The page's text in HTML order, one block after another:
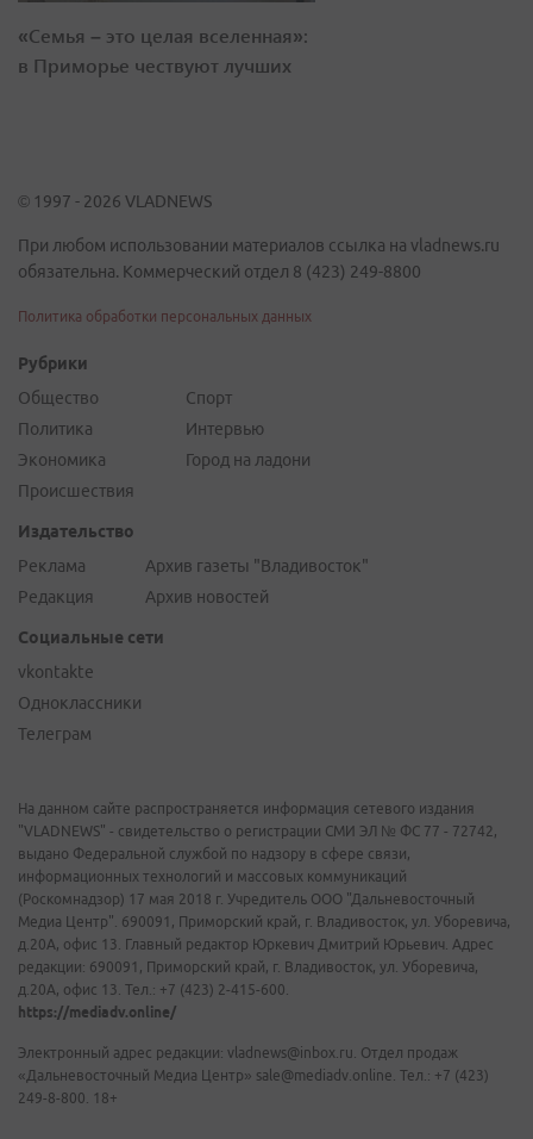
«Семья – это целая вселенная»:
в Приморье чествуют лучших
© 1997 - 2026 VLADNEWS
При любом использовании материалов ссылка на vladnews.ru
обязательна. Коммерческий отдел 8 (423) 249-8800
Политика обработки персональных данных
Рубрики
Общество
Политика
Экономика
Происшествия
Спорт
Интервью
Город на ладони
Издательство
Реклама
Редакция
Архив газеты "Владивосток"
Архив новостей
Социальные сети
vkontakte
Одноклассники
Телеграм
На данном сайте распространяется информация сетевого издания
"VLADNEWS" - свидетельство о регистрации СМИ ЭЛ № ФС 77 - 72742,
выдано Федеральной службой по надзору в сфере связи,
информационных технологий и массовых коммуникаций
(Роскомнадзор) 17 мая 2018 г. Учредитель ООО "Дальневосточный
Медиа Центр". 690091, Приморский край, г. Владивосток, ул. Уборевича,
д.20А, офис 13. Главный редактор Юркевич Дмитрий Юрьевич. Адрес
редакции: 690091, Приморский край, г. Владивосток, ул. Уборевича,
д.20А, офис 13. Тел.: +7 (423) 2-415-600.
https://mediadv.online/
Электронный адрес редакции: vladnews@inbox.ru. Отдел продаж
«Дальневосточный Медиа Центр» sale@mediadv.online. Тел.: +7 (423)
249-8-800. 18+